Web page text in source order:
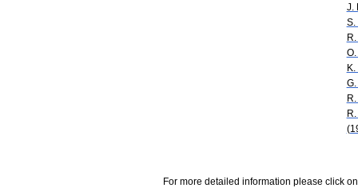
J.
S.
K.
For more detailed information please click